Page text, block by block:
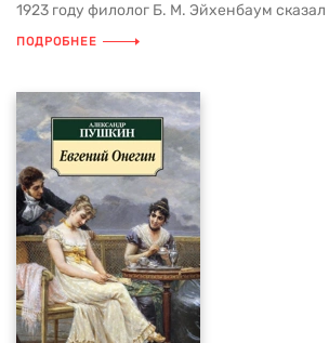
1923 году филолог Б. М. Эйхенбаум сказал
ПОДРОБНЕЕ